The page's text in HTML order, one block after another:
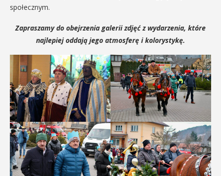
społecznym.
Zapraszamy do obejrzenia galerii zdjęć z wydarzenia, które
najlepiej oddają jego atmosferę i kolorystykę.